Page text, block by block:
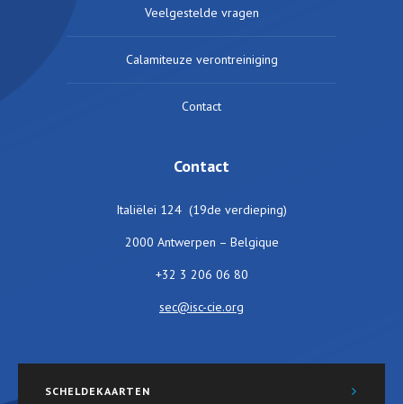
Veelgestelde vragen
Calamiteuze verontreiniging
Contact
Contact
Italiëlei 124 (19de verdieping)
2000 Antwerpen – Belgique
+32 3 206 06 80
sec@isc-cie.org
SCHELDEKAARTEN